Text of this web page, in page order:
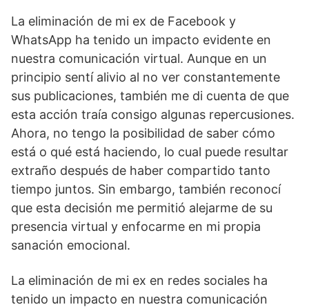
La eliminación de mi ex de Facebook y
WhatsApp ha tenido un impacto evidente en
nuestra comunicación virtual. Aunque en un
principio sentí alivio al no ver constantemente
sus publicaciones, también me di cuenta de que
esta acción traía consigo algunas repercusiones.
Ahora, no tengo la posibilidad de saber cómo
está o qué está haciendo, lo cual puede resultar
extraño después de haber compartido tanto
tiempo juntos. Sin embargo, también reconocí
que esta decisión me permitió alejarme de su
presencia virtual y enfocarme en mi propia
sanación emocional.
La eliminación de mi ex en redes sociales ha
tenido un impacto en nuestra comunicación